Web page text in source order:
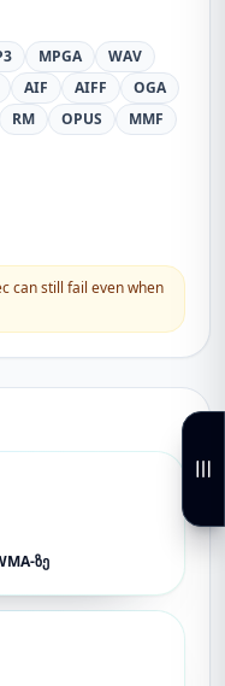
MPGA
WAV
AIF AIFF
OGA
RM OPUS
MMF
can still fail even when
ზე